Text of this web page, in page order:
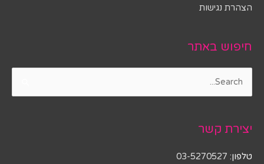
הצהרת נגישות
חיפוש באתר
Search
for:
יצירת קשר
טלפון: 03-5270527